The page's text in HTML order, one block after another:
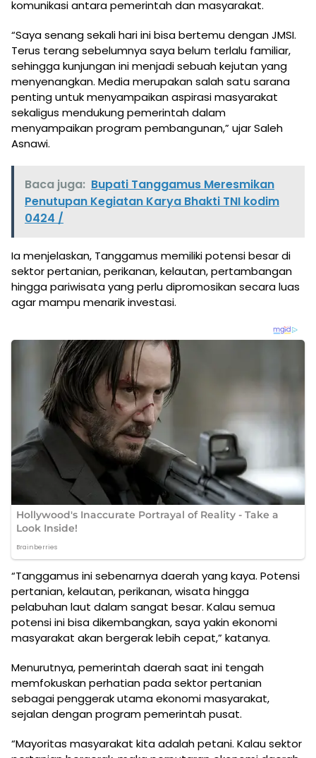
komunikasi antara pemerintah dan masyarakat.
“Saya senang sekali hari ini bisa bertemu dengan JMSI.
Terus terang sebelumnya saya belum terlalu familiar,
sehingga kunjungan ini menjadi sebuah kejutan yang
menyenangkan. Media merupakan salah satu sarana
penting untuk menyampaikan aspirasi masyarakat
sekaligus mendukung pemerintah dalam
menyampaikan program pembangunan,” ujar Saleh
Asnawi.
Baca juga: Bupati Tanggamus Meresmikan
Penutupan Kegiatan Karya Bhakti TNI kodim
0424 /
Ia menjelaskan, Tanggamus memiliki potensi besar di
sektor pertanian, perikanan, kelautan, pertambangan
hingga pariwisata yang perlu dipromosikan secara luas
agar mampu menarik investasi.
“Tanggamus ini sebenarnya daerah yang kaya. Potensi
pertanian, kelautan, perikanan, wisata hingga
pelabuhan laut dalam sangat besar. Kalau semua
potensi ini bisa dikembangkan, saya yakin ekonomi
masyarakat akan bergerak lebih cepat,” katanya.
Menurutnya, pemerintah daerah saat ini tengah
memfokuskan perhatian pada sektor pertanian
sebagai penggerak utama ekonomi masyarakat,
sejalan dengan program pemerintah pusat.
“Mayoritas masyarakat kita adalah petani. Kalau sektor